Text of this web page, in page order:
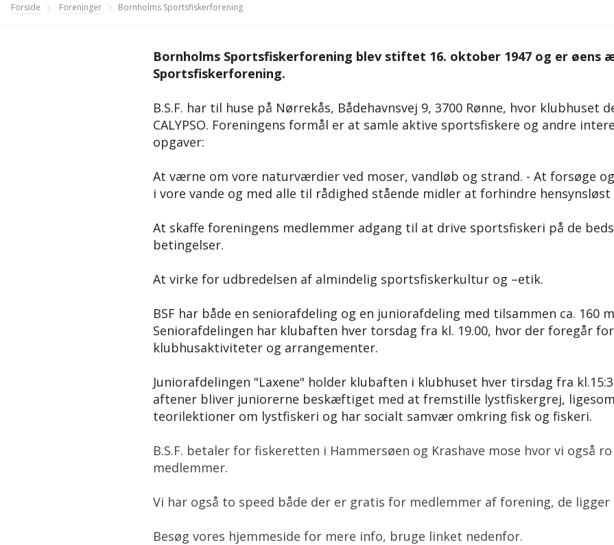
Forside Foreninger Bornholms Sportsfiskerforening
Bornholms Sportsfiskerforening blev stiftet 16. oktober 1947 og er øens
Sportsfiskerforening.
B.S.F. har til huse på Nørrekås, Bådehavnsvej 9, 3700 Rønne, hvor klubhuset
CALYPSO. Foreningens formål er at samle aktive sportsfiskere og andre
opgaver:
At værne om vore naturværdier ved moser, vandløb og strand. - At forsøge
i vore vande og med alle til rådighed stående midler at forhindre
At skaffe foreningens medlemmer adgang til at drive sportsfiskeri på de
betingelser.
At virke for udbredelsen af almindelig sportsfiskerkultur og –etik.
BSF har både en seniorafdeling og en juniorafdeling med tilsammen ca. 160
Seniorafdelingen har klubaften hver torsdag fra kl. 19.00, hvor der foregår
klubhusaktiviteter og arrangementer.
Juniorafdelingen "Laxene" holder klubaften i klubhuset hver tirsdag fra
aftener bliver juniorerne beskæftiget med at fremstille lystfiskergrej,
teorilektioner om lystfiskeri og har socialt samvær omkring fisk og fiskeri.
B.S.F. betaler for fiskeretten i Hammersøen og Krashave mose hvor vi også
medlemmer.
Vi har også to speed både der er gratis for medlemmer af forening, de ligger
Besøg vores hjemmeside for mere info, bruge linket nedenfor.